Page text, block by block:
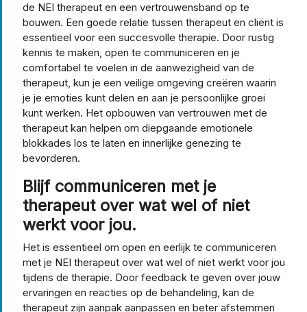
de NEI therapeut en een vertrouwensband op te
bouwen. Een goede relatie tussen therapeut en cliënt is
essentieel voor een succesvolle therapie. Door rustig
kennis te maken, open te communiceren en je
comfortabel te voelen in de aanwezigheid van de
therapeut, kun je een veilige omgeving creëren waarin
je je emoties kunt delen en aan je persoonlijke groei
kunt werken. Het opbouwen van vertrouwen met de
therapeut kan helpen om diepgaande emotionele
blokkades los te laten en innerlijke genezing te
bevorderen.
Blijf communiceren met je
therapeut over wat wel of niet
werkt voor jou.
Het is essentieel om open en eerlijk te communiceren
met je NEI therapeut over wat wel of niet werkt voor jou
tijdens de therapie. Door feedback te geven over jouw
ervaringen en reacties op de behandeling, kan de
therapeut zijn aanpak aanpassen en beter afstemmen